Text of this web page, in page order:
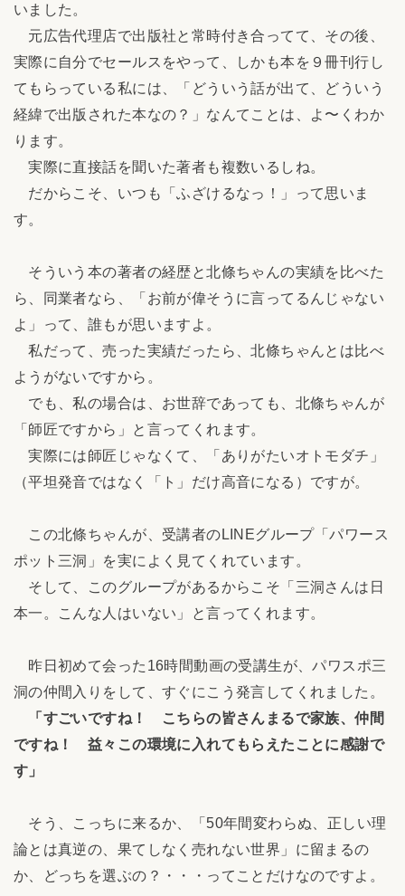
いました。
元広告代理店で出版社と常時付き合ってて、その後、
実際に自分でセールスをやって、しかも本を９冊刊行し
てもらっている私には、「どういう話が出て、どういう
経緯で出版された本なの？」なんてことは、よ〜くわか
ります。
実際に直接話を聞いた著者も複数いるしね。
だからこそ、いつも「ふざけるなっ！」って思いま
す。
そういう本の著者の経歴と北條ちゃんの実績を比べた
ら、同業者なら、「お前が偉そうに言ってるんじゃない
よ」って、誰もが思いますよ。
私だって、売った実績だったら、北條ちゃんとは比べ
ようがないですから。
でも、私の場合は、お世辞であっても、北條ちゃんが
「師匠ですから」と言ってくれます。
実際には師匠じゃなくて、「ありがたいオトモダチ」
（平坦発音ではなく「ト」だけ高音になる）ですが。
この北條ちゃんが、受講者のLINEグループ「パワース
ポット三洞」を実によく見てくれています。
そして、このグループがあるからこそ「三洞さんは日
本一。こんな人はいない」と言ってくれます。
昨日初めて会った16時間動画の受講生が、パワスポ三
洞の仲間入りをして、すぐにこう発言してくれました。
「すごいですね！ こちらの皆さんまるで家族、仲間
ですね！ 益々この環境に入れてもらえたことに感謝で
す」
そう、こっちに来るか、「50年間変わらぬ、正しい理
論とは真逆の、果てしなく売れない世界」に留まるの
か、どっちを選ぶの？・・・ってことだけなのですよ。